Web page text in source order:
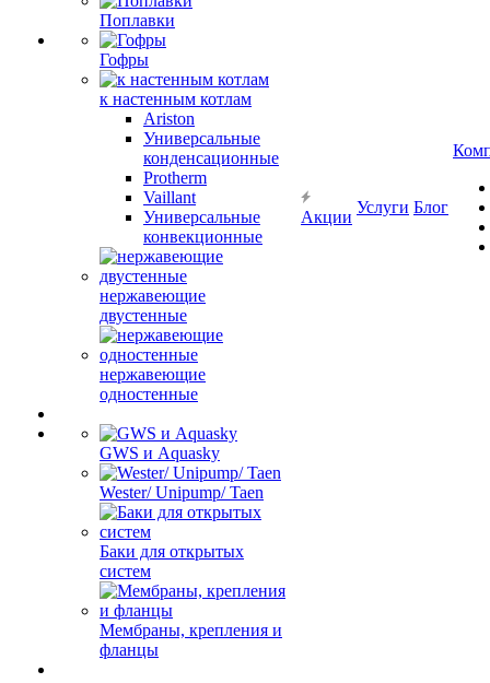
Поплавки
Гофры
к настенным котлам
Ariston
Универсальные
конденсационные
Protherm
Vaillant
Универсальные
конвекционные
нержавеющие
двустенные
нержавеющие
одностенные
GWS и Aquasky
Wester/ Unipump/ Taen
Баки для открытых
систем
Мембраны, крепления и
фланцы
Акции
Услуги Блог